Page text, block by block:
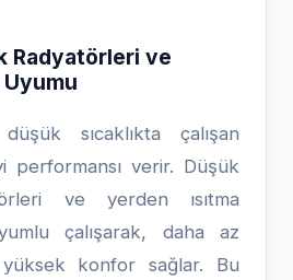
Radyatörleri ve
Uyumu
sıcaklıkta çalışan
performansı verir. Düşük
ve yerden ısıtma
çalışarak, daha az
konfor sağlar. Bu